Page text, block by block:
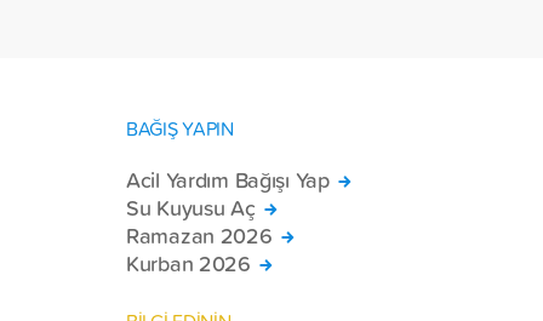
BAĞIŞ YAPIN
Acil Yardım Bağışı Yap
Su Kuyusu Aç
Ramazan 2026
Kurban 2026